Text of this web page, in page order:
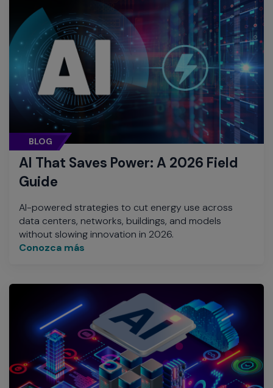
BLOG
AI That Saves Power: A 2026 Field
Guide
AI-powered strategies to cut energy use across
data centers, networks, buildings, and models
without slowing innovation in 2026.
Conozca más